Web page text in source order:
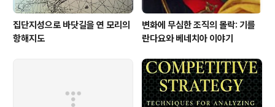
집단지성으로 바닷길을 연 모리의
항해지도
변화에 무심한 조직의 몰락: 기를
란다요와 베네치아 이야기